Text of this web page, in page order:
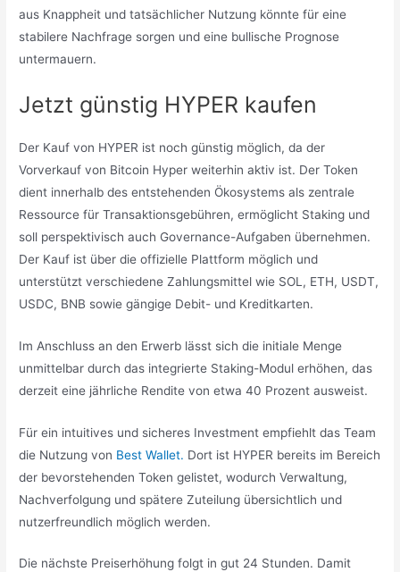
aus Knappheit und tatsächlicher Nutzung könnte für eine
stabilere Nachfrage sorgen und eine bullische Prognose
untermauern.
Jetzt günstig HYPER kaufen
Der Kauf von HYPER ist noch günstig möglich, da der
Vorverkauf von Bitcoin Hyper weiterhin aktiv ist. Der Token
dient innerhalb des entstehenden Ökosystems als zentrale
Ressource für Transaktionsgebühren, ermöglicht Staking und
soll perspektivisch auch Governance-Aufgaben übernehmen.
Der Kauf ist über die offizielle Plattform möglich und
unterstützt verschiedene Zahlungsmittel wie SOL, ETH, USDT,
USDC, BNB sowie gängige Debit- und Kreditkarten.
Im Anschluss an den Erwerb lässt sich die initiale Menge
unmittelbar durch das integrierte Staking-Modul erhöhen, das
derzeit eine jährliche Rendite von etwa 40 Prozent ausweist.
Für ein intuitives und sicheres Investment empfiehlt das Team
die Nutzung von Best Wallet. Dort ist HYPER bereits im Bereich
der bevorstehenden Token gelistet, wodurch Verwaltung,
Nachverfolgung und spätere Zuteilung übersichtlich und
nutzerfreundlich möglich werden.
Die nächste Preiserhöhung folgt in gut 24 Stunden. Damit